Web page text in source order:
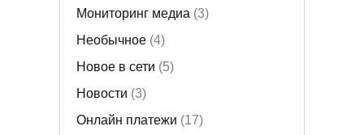
Мониторинг медиа (3)
Необычное(4)
Новое в сети (5)
Новости (3)
Онлайн платежи (17)